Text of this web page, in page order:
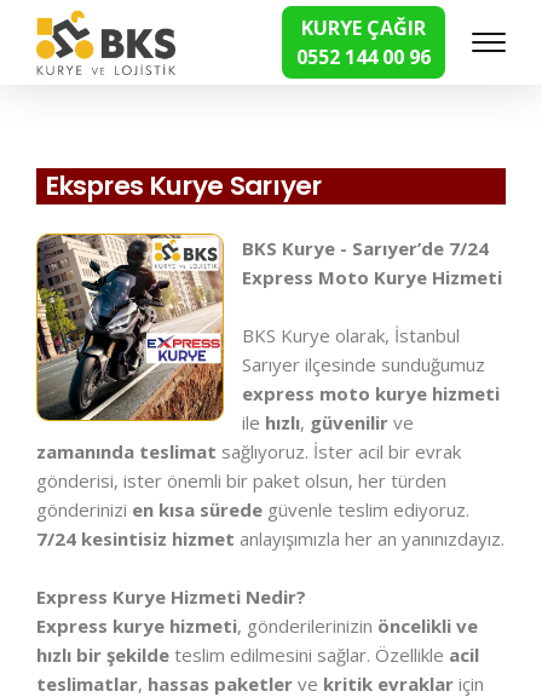
KURYE ÇAĞIR
0552 144 00 96
Hızlı Kurye Hizmetleri
Ekspres Kurye Sarıyer
BKS Kurye - Sarıyer’de 7/24
Express Moto Kurye Hizmeti
BKS Kurye olarak, İstanbul
Sarıyer ilçesinde sunduğumuz
express moto kurye hizmeti
ile hızlı, güvenilir ve
zamanında teslimat sağlıyoruz. İster acil bir evrak
gönderisi, ister önemli bir paket olsun, her türden
gönderinizi en kısa sürede güvenle teslim ediyoruz.
7/24 kesintisiz hizmet anlayışımızla her an yanınızdayız.
Express Kurye Hizmeti Nedir?
Express kurye hizmeti, gönderilerinizin öncelikli ve
hızlı bir şekilde teslim edilmesini sağlar. Özellikle acil
teslimatlar, hassas paketler ve kritik evraklar için